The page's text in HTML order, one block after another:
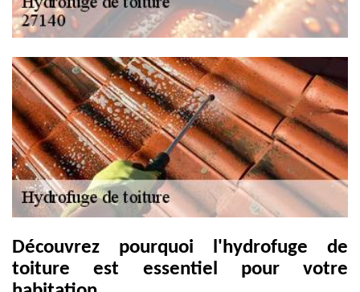
Découvrez pourquoi l'hydrofuge de
toiture est essentiel pour votre